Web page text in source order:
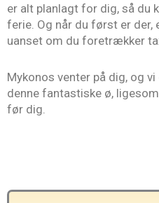
er alt planlagt for dig, så du
ferie. Og når du først er der,
uanset om du foretrækker
Mykonos venter på dig, og
denne fantastiske ø,
før dig.